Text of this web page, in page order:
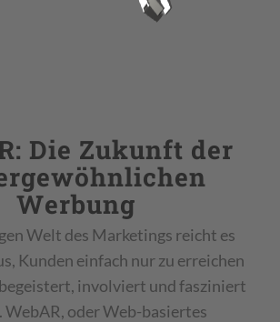
Die Zukunft der
Werbung
Welt des Marketings reicht es
Kunden einfach nur zu erreichen
involviert und fasziniert
WebAR, oder Web-basiertes